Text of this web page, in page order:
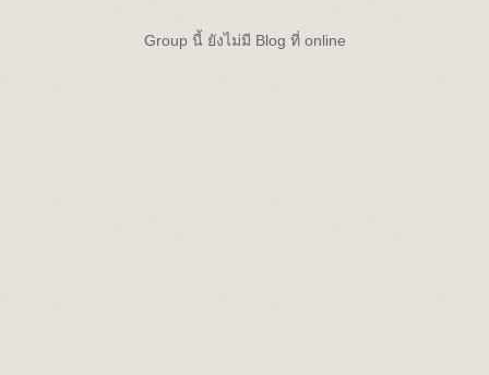
Group นี้ ยังไม่มี Blog ที่ online